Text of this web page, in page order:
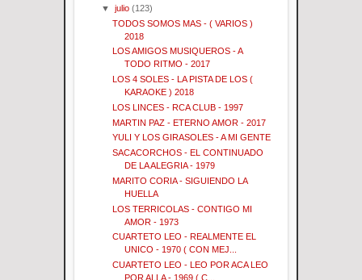
▼julio (123)
TODOS SOMOS MAS - ( VARIOS )
2018
LOS AMIGOS MUSIQUEROS - A
TODO RITMO - 2017
LOS 4 SOLES - LA PISTA DE LOS (
KARAOKE ) 2018
LOS LINCES - RCA CLUB - 1997
MARTIN PAZ - ETERNO AMOR - 2017
YULI Y LOS GIRASOLES - A MI GENTE
SACACORCHOS - EL CONTINUADO
DE LA ALEGRIA - 1979
MARITO CORIA - SIGUIENDO LA
HUELLA
LOS TERRICOLAS - CONTIGO MI
AMOR - 1973
CUARTETO LEO - REALMENTE EL
UNICO - 1970 ( CON MEJ...
CUARTETO LEO - LEO POR ACA LEO
POR ALLA - 1969 ( C...